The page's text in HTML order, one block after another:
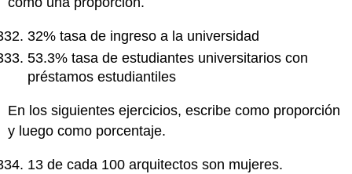
32% tasa de ingreso a la universidad
53.3% tasa de estudiantes universitarios con
préstamos estudiantiles
En los siguientes ejercicios, escribe como proporción
y luego como porcentaje.
13 de cada 100 arquitectos son mujeres.